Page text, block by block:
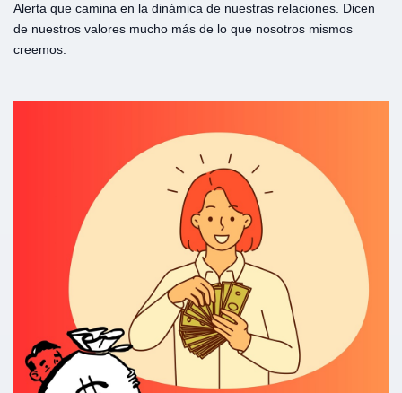
Alerta que camina en la dinámica de nuestras relaciones. Dicen
de nuestros valores mucho más de lo que nosotros mismos
creemos.